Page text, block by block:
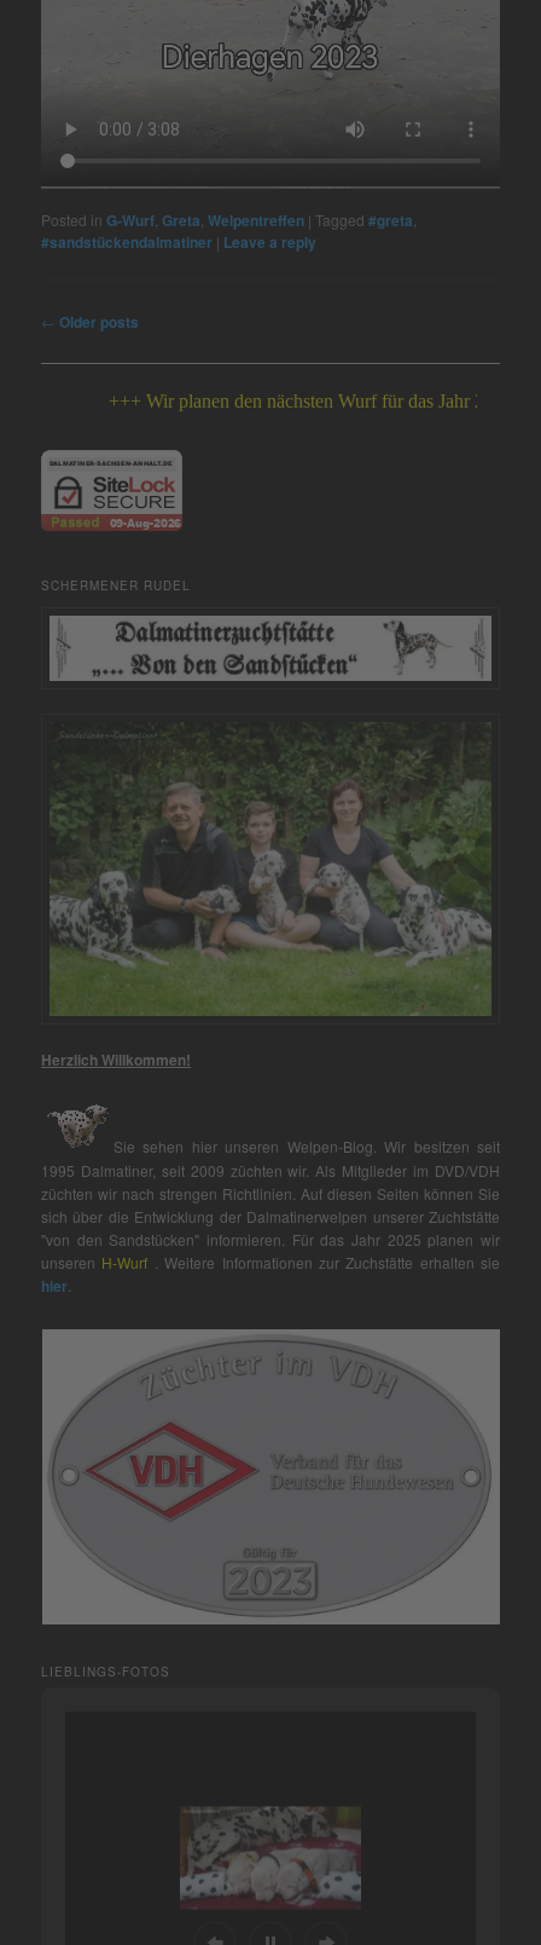
Posted in G-Wurf,Greta,Welpentreffen |Tagged #greta,
#sandstückendalmatiner | Leave a reply
Post
← Older posts
+++ Wir planen den nächsten Wurf für das Jahr 2026 +++
SCHERMENER RUDEL
Herzlich Willkommen!
Sie sehen hier unseren Welpen-Blog. Wir besitzen seit
1995 Dalmatiner, seit 2009 züchten wir. Als Mitglieder im DVD/VDH
züchten wir nach strengen Richtlinien. Auf diesen Seiten können Sie
sich über die Entwicklung der Dalmatinerwelpen unserer Zuchtstätte
"von den Sandstücken" informieren. Für das Jahr 2025 planen wir
unseren H-Wurf . Weitere Informationen zur Zuchstätte erhalten sie
hier
LIEBLINGS-FOTOS